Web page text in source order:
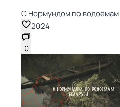
С Нормундом по водоёмам
2024
0